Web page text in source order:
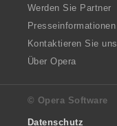
Werden Sie Partner
Presseinformationen
Kontaktieren Sie uns
Über Opera
© Opera Software
Datenschutz